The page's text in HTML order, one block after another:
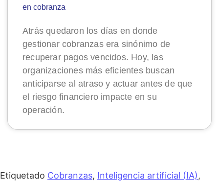
en cobranza
Atrás quedaron los días en donde
gestionar cobranzas era sinónimo de
recuperar pagos vencidos. Hoy, las
organizaciones más eficientes buscan
anticiparse al atraso y actuar antes de que
el riesgo financiero impacte en su
operación.
Etiquetado Cobranzas, Inteligencia artificial (IA),